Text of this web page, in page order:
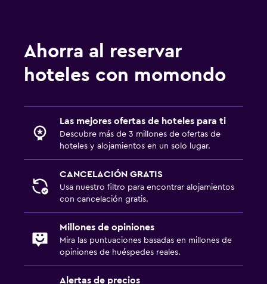
Ahorra al reservar
hoteles con momondo
Las mejores ofertas de hoteles para ti
Descubre más de 3 millones de ofertas de
hoteles y alojamientos en un solo lugar.
CANCELACIÓN GRATIS
Usa nuestro filtro para encontrar alojamientos
con cancelación gratis.
Millones de opiniones
Mira las puntuaciones basadas en millones de
opiniones de huéspedes reales.
Alertas de precios